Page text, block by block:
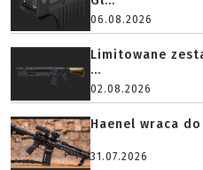
06.08.2026
Limitowane
...
02.08.2026
Haenel wraca
31.07.2026